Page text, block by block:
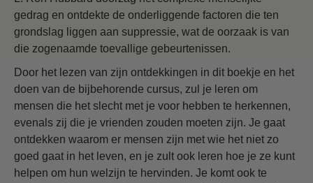
gedrag en ontdekte de onderliggende factoren die ten
grondslag liggen aan suppressie, wat de oorzaak is van
die zogenaamde toevallige gebeurtenissen.
Door het lezen van zijn ontdekkingen in dit boekje en het
doen van de bijbehorende cursus, zul je leren om
mensen die het slecht met je voor hebben te herkennen,
evenals zij die je vrienden zouden moeten zijn. Je gaat
ontdekken waarom er mensen zijn met wie het niet zo
goed gaat in het leven, en je zult ook leren hoe je ze kunt
helpen om hun welzijn te hervinden. Je komt ook te